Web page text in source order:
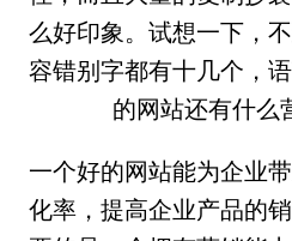
么好印象。试想一下，
容错别字都有十几个，
的网站还有什么
一个好的网站能为企业
化率，提高企业产品的